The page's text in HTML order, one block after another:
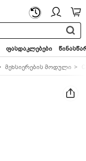
ფასდაკლებები
მეხსიერების მოდული